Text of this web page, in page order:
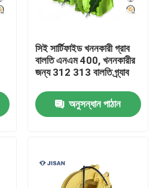
সিই সার্টিফাইড খননকারী গ্রাব
বালতি এনএম 400, খননকারীর
জন্য 312 313 বালতি গ্র্যাব
অনুসন্ধান পাঠান